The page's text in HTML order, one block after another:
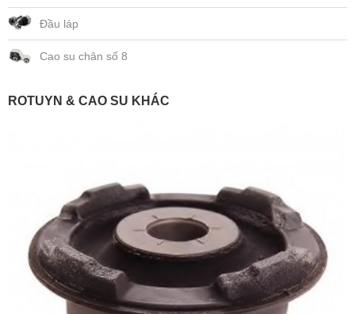
Đầu láp
Cao su chân số 8
ROTUYN & CAO SU KHÁC